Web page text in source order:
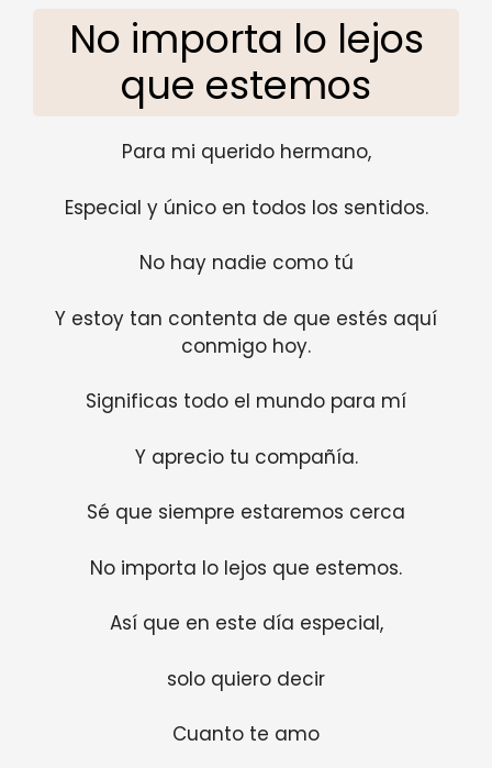
No importa lo lejos
que estemos
Para mi querido hermano,
Especial y único en todos los sentidos.
No hay nadie como tú
Y estoy tan contenta de que estés aquí
conmigo hoy.
Significas todo el mundo para mí
Y aprecio tu compañía.
Sé que siempre estaremos cerca
No importa lo lejos que estemos.
Así que en este día especial,
solo quiero decir
Cuanto te amo